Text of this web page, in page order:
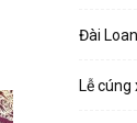
Đài
Lễ